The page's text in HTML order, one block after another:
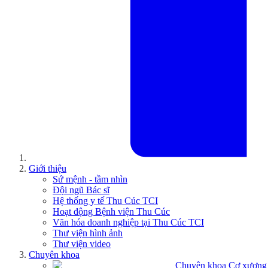
Giới thiệu
Sứ mệnh - tầm nhìn
Đội ngũ Bác sĩ
Hệ thống y tế Thu Cúc TCI
Hoạt động Bệnh viện Thu Cúc
Văn hóa doanh nghiệp tại Thu Cúc TCI
Thư viện hình ảnh
Thư viện video
Chuyên khoa
Chuyên khoa Cơ